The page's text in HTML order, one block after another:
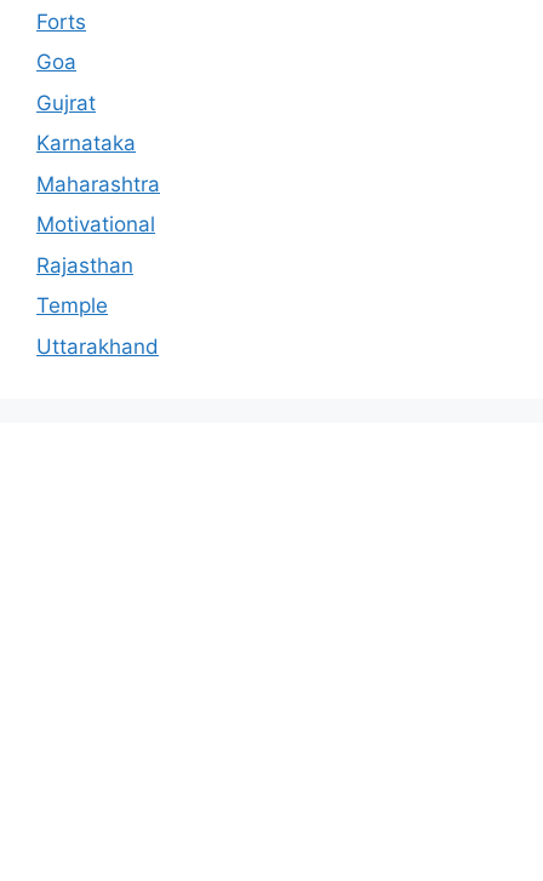
Forts
Goa
Gujrat
Karnataka
Maharashtra
Motivational
Rajasthan
Temple
Uttarakhand